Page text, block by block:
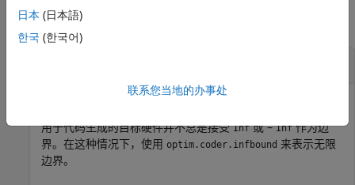
全部折叠
用于代码生成的目标硬件并不总是接受Inf或 –Inf作为边
界。在这种情况下，使用 optim.coder.infbound 来表示无限
边界。
日本 (日本語)
한국 (한국어)
联系您当地的办事处